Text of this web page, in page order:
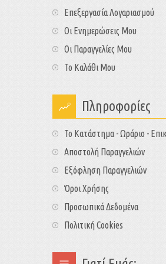
Επεξεργασία Λογαριασμού
Οι Ενημερώσεις Μου
Οι Παραγγελίες Μου
Το Καλάθι Μου
Πληροφορίες
Το Κατάστημα - Ωράριο -
Αποστολή Παραγγελιών
Εξόφληση Παραγγελιών
Όροι Χρήσης
Προσωπικά Δεδομένα
Πολιτική Cookies